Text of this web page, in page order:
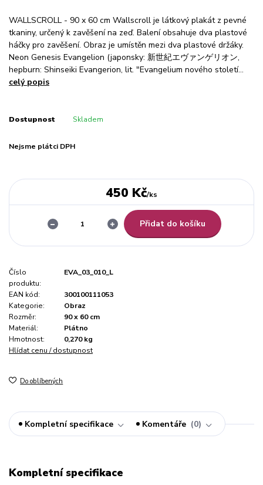
WALLSCROLL - 90 x 60 cm Wallscroll je látkový plakát z pevné
tkaniny, určený k zavěšení na zeď. Balení obsahuje dva plastové
háčky pro zavěšení. Obraz je umístěn mezi dva plastové držáky.
Neon Genesis Evangelion (japonsky: 新世紀エヴァンゲリオン,
hepburn: Shinseiki Evangerion, lit. "Evangelium nového století...
celý popis
Dostupnost Skladem
Nejsme plátci DPH
450 Kč/ks
Přidat do košíku
Číslo
produktu:
EVA_03_010_L
EAN kód:
300100111053
Kategorie:
Obraz
Rozměr:
90 x 60 cm
Materiál:
Plátno
Hmotnost:
0,270 kg
Hlídat cenu / dostupnost
Do oblíbených
Kompletní specifikace Komentáře 0
Kompletní specifikace